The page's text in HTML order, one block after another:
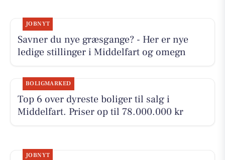
JOBNYT
Savner du nye græsgange? - Her er nye
ledige stillinger i Middelfart og omegn
BOLIGMARKED
Top 6 over dyreste boliger til salg i
Middelfart. Priser op til 78.000.000 kr
JOBNYT